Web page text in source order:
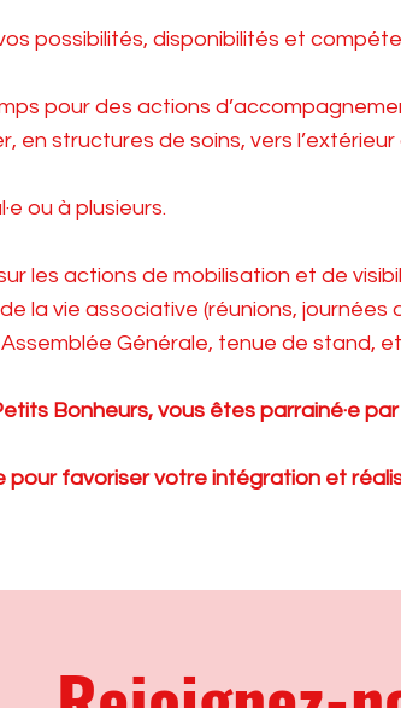
possibilités, disponibilités et
pour des actions
en structures de soins, vers
ou à plusieurs.
les actions de mobilisation et de
la vie associative (réunions, journées
Générale, tenue de stand,
Bonheurs, vous êtes parrainé·e par
pour favoriser votre intégration et